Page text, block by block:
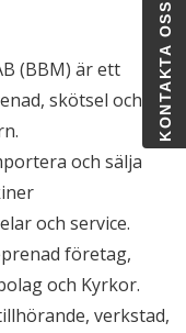
(BBM) är ett
skötsel och
och sälja
och service.
företag,
och Kyrkor.
verkstad,
KONTAKTA OSS